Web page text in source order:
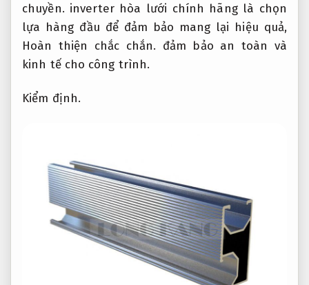
chuyền. inverter hòa lưới chính hãng là chọn
lựa hàng đầu để đảm bảo mang lại hiệu quả,
Hoàn thiện chắc chắn. đảm bảo an toàn và
kinh tế cho công trình.
Kiểm định.